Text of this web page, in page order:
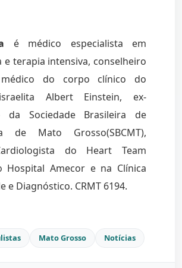
é médico especialista em
e terapia intensiva, conselheiro
do corpo clínico do
Albert Einstein, ex-
da Sociedade Brasileira de
de Mato Grosso(SBCMT),
do Heart Team
Hospital Amecor e na Clínica
e Diagnóstico. CRMT 6194.
Mato Grosso Notícias